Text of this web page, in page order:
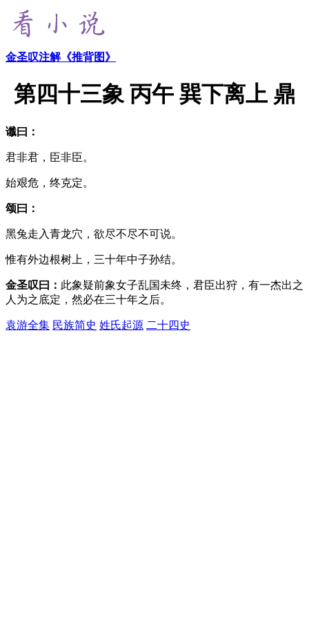
金圣叹注解《推背图》
第四十三象 丙午 巽下离上 鼎
谶曰：
君非君，臣非臣。
始艰危，终克定。
颂曰：
黑兔走入青龙穴，欲尽不尽不可说。
惟有外边根树上，三十年中子孙结。
金圣叹曰： 此象疑前象女子乱国未终，君臣出狩，有一杰出之
人为之底定，然必在三十年之后。
袁游全集 民族简史 姓氏起源 二十四史